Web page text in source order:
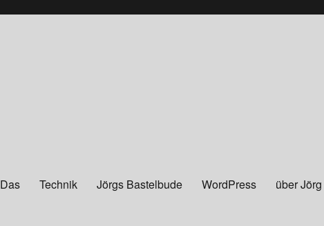
Technik Jörgs Bastelbude WordPress über Jörg